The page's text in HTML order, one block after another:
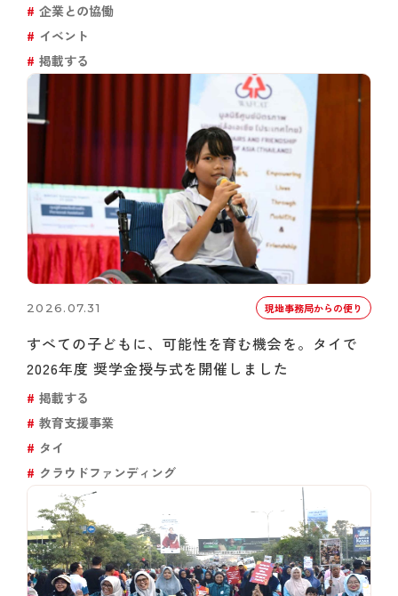
企業との協働
イベント
掲載する
2026.07.31 現地事務局からの便り
すべての子どもに、可能性を育む機会を。タイで
2026年度 奨学金授与式を開催しました
掲載する
教育支援事業
タイ
クラウドファンディング